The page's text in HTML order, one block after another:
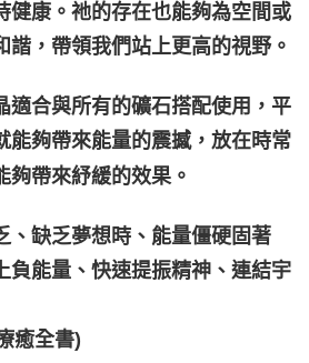
健康。祂的存在也能夠為空間或
諧，帶領我們站上更高的視野。
適合與所有的礦石搭配使用，平
能夠帶來能量的震撼，放在時常
夠帶來紓緩的效果。
、缺乏夢想時、能量僵硬固著
負能量、快速提振精神、連結宇
癒全書)